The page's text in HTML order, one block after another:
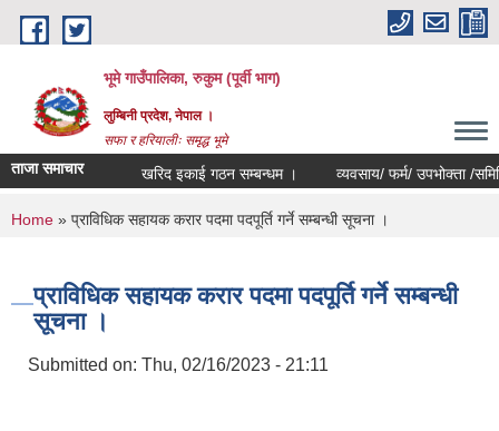
Skip to main content
भूमे गाउँपालिका, रुकुम (पूर्वी भाग)
लुम्बिनी प्रदेश, नेपाल ।
सफा र हरियालीः समृद्ध भूमे
ताजा समाचार खरिद इकाई गठन सम्बन्धम । व्यवसाय/ फर्म/ उपभोक्ता /समिति/
You are here
Home » प्राविधिक सहायक करार पदमा पदपूर्ति गर्ने सम्बन्धी सूचना ।
प्राविधिक सहायक करार पदमा पदपूर्ति गर्ने सम्बन्धी
सूचना ।
Submitted on: Thu, 02/16/2023 - 21:11